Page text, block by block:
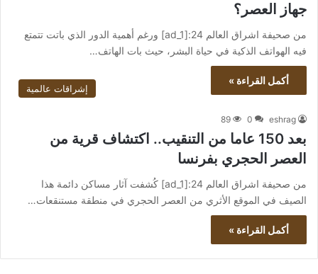
جهاز العصر؟
من صحيفة اشراق العالم 24:[ad_1] ورغم أهمية الدور الذي باتت تتمتع
فيه الهواتف الذكية في حياة البشر، حيث بات الهاتف…
أكمل القراءة »
إشراقات عالمية
eshrag
0
89
بعد 150 عاما من التنقيب.. اكتشاف قرية من
العصر الحجري بفرنسا
من صحيفة اشراق العالم 24:[ad_1] كُشفت آثار مساكن دائمة هذا
الصيف في الموقع الأثري من العصر الحجري في منطقة مستنقعات…
أكمل القراءة »